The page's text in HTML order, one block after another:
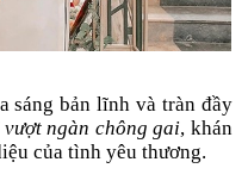
sáng bản lĩnh và tràn đầy
ngàn chông gai, khán
của tình yêu thương.